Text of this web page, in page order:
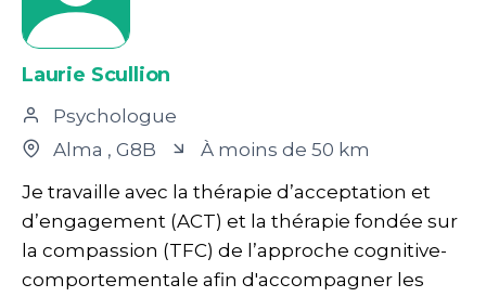
Laurie Scullion
Psychologue
Alma , G8B
À moins de 50 km
Je travaille avec la thérapie d’acceptation et
d’engagement (ACT) et la thérapie fondée sur
la compassion (TFC) de l’approche cognitive-
comportementale afin d'accompagner les